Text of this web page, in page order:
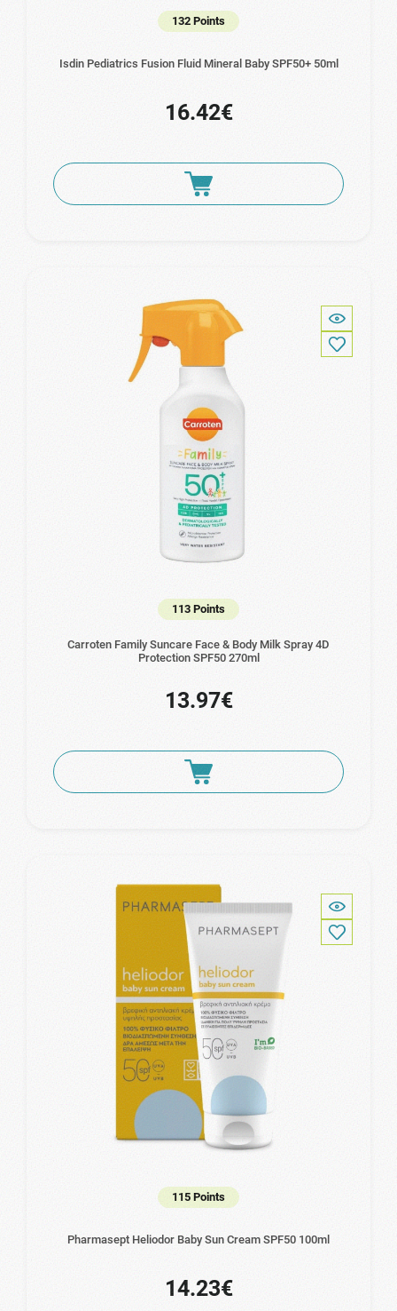
132 Points
Isdin Pediatrics Fusion Fluid Mineral Baby SPF50+ 50ml
16.42€
113 Points
Carroten Family Suncare Face & Body Milk Spray 4D
Protection SPF50 270ml
13.97€
115 Points
Pharmasept Heliodor Baby Sun Cream SPF50 100ml
14.23€